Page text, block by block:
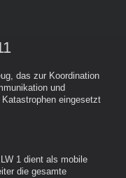
das zur Koordination
und
eingesetzt
1 dient als mobile
die gesamte